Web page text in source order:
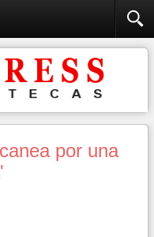
por una